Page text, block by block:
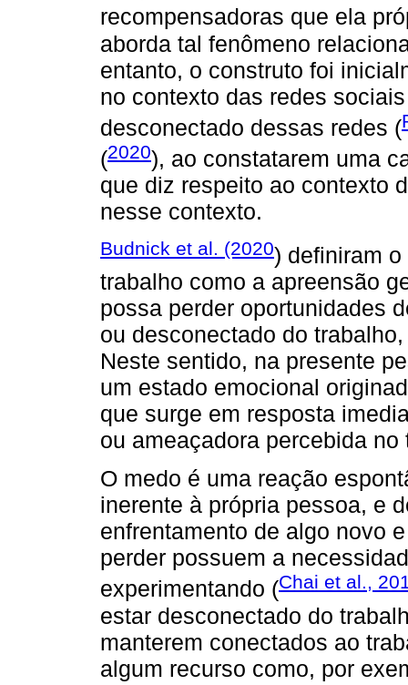
recompensadoras que ela
aborda tal fenômeno
entanto, o construto foi
no contexto das redes
desconectado dessas redes (
(2020), ao constatarem uma
que diz respeito ao contexto
nesse contexto.
Budnick et al. (2020) definiram
trabalho como a apreensão
possa perder oportunidades
ou desconectado do
Neste sentido, na presente
um estado emocional
que surge em resposta
ou ameaçadora percebida no
O medo é uma reação
inerente à própria pessoa, e
enfrentamento de algo novo
perder possuem a
experimentando (Chai et al.,
estar desconectado do
manterem conectados ao
algum recurso como, por